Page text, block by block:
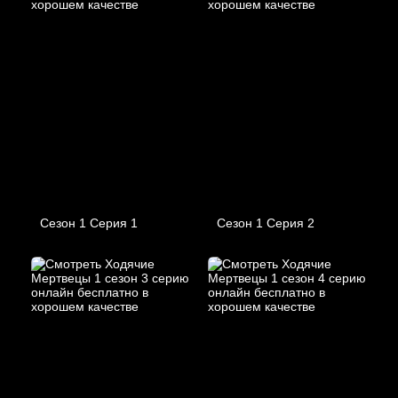
Сезон 1 Серия 1 Сезон 1 Серия 2